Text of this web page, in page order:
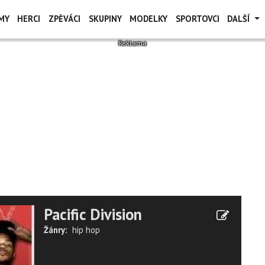
HERCI ZPĚVÁCI SKUPINY MODELKY SPORTOVCI DALŠÍ
Pacific Division
Žánry: hip hop